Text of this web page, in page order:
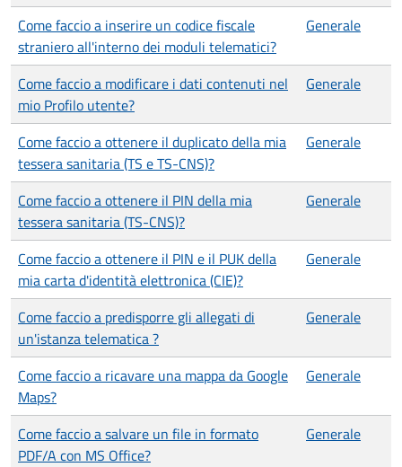
Come faccio a inserire un codice fiscale
straniero all'interno dei moduli telematici?
Generale
Come faccio a modificare i dati contenuti nel
mio Profilo utente?
Generale
Come faccio a ottenere il duplicato della mia
tessera sanitaria (TS e TS-CNS)?
Generale
Come faccio a ottenere il PIN della mia
tessera sanitaria (TS-CNS)?
Generale
Come faccio a ottenere il PIN e il PUK della
mia carta d'identità elettronica (CIE)?
Generale
Come faccio a predisporre gli allegati di
un'istanza telematica ?
Generale
Come faccio a ricavare una mappa da Google
Maps?
Generale
Come faccio a salvare un file in formato
PDF/A con MS Office?
Generale